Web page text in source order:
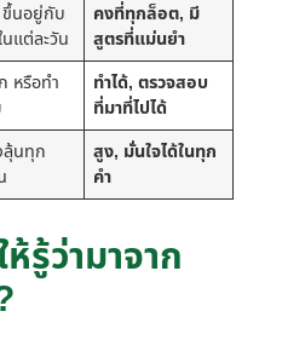
นอยู่กับ
แต่ละวัน
คงที่ทุกล็อต, มี
สูตรที่แม่นยำ
หรือทำ
ทำได้, ตรวจสอบ
ที่มาที่ไปได้
ลุ้นทุก
สูง, มั่นใจได้ในทุก
คำ
รู้ว่ามาจาก